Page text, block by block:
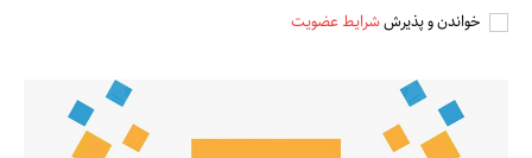
مطالعات عراق
درباره ما
خواندن و پذیرششرایط عضویت